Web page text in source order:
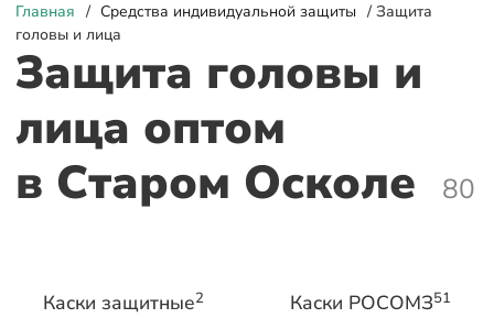
Главная / Средства индивидуальной защиты / Защита
головы и лица
Защита головы и
лица оптом
в Старом Осколе
80
Каски защитные2 Каски РОСОМЗ51